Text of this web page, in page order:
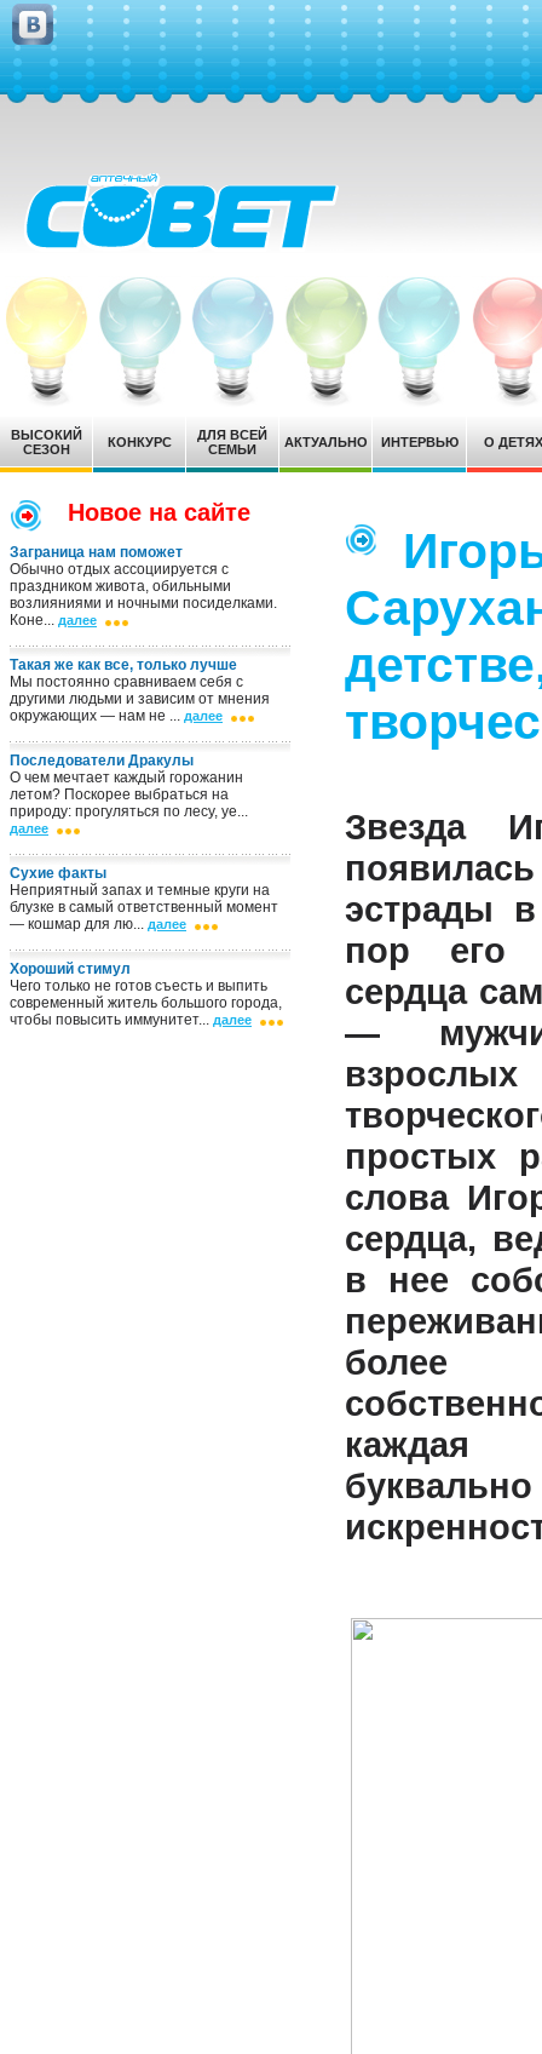
ВЫСОКИЙ
СЕЗОН
КОНКУРС
ДЛЯ ВСЕЙ
СЕМЬИ
АКТУАЛЬНО ИНТЕРВЬЮ О ДЕТЯХ
Новое на сайте
Заграница нам поможет
Обычно отдых ассоциируется с
праздником живота, обильными
возлияниями и ночными посиделками.
Коне... далее
Такая же как все, только лучше
Мы постоянно сравниваем себя с
другими людьми и зависим от мнения
окружающих — нам не ... далее
Последователи Дракулы
О чем мечтает каждый горожанин
летом? Поскорее выбраться на
природу: прогуляться по лесу, уе...
далее
Сухие факты
Неприятный запах и темные круги на
блузке в самый ответственный момент
— кошмар для лю... далее
Хороший стимул
Чего только не готов съесть и выпить
современный житель большого города,
чтобы повысить иммунитет... далее
Звезда
эстрады
пор его
сердца
—
простых
слова
сердца,
в нее
более